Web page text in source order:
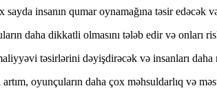
sayda insanın qumar oynamağına təsir
daha dikkatli olmasını tələb edir və onları
təsirlərini dəyişdirəcək və insanları
oyunçuların daha çox məhsuldarlıq və